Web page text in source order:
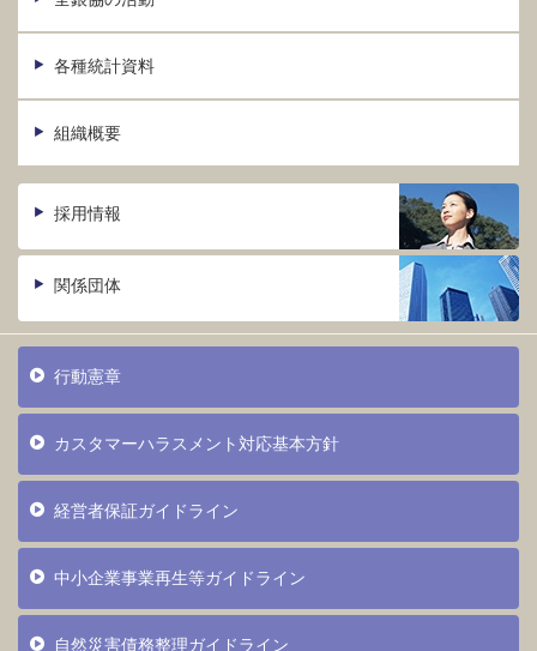
各種統計資料
組織概要
採用情報
関係団体
行動憲章
カスタマーハラスメント対応基本方針
経営者保証ガイドライン
中小企業事業再生等ガイドライン
自然災害債務整理ガイドライン